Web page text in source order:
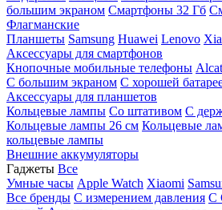
большим экраном Смартфоны 32 Гб
Флагманские
Планшеты Samsung Huawei Lenovo
Аксессуары для смартфонов
Кнопочные мобильные телефоны
С большим экраном С хорошей
Аксессуары для планшетов
Кольцевые лампы Со штативом C
Кольцевые лампы 26 см Кольцевые
кольцевые лампы
Внешние аккумуляторы
Гаджеты Все
Умные часы Apple Watch Xiaomi
Все бренды C измерением давления C